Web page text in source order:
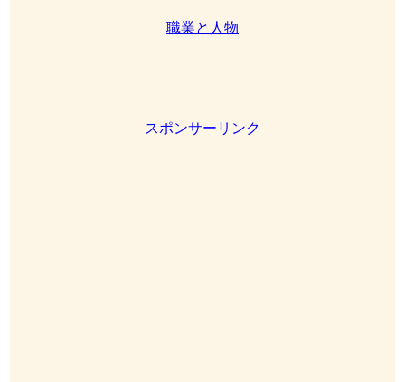
職業と人物
スポンサーリンク